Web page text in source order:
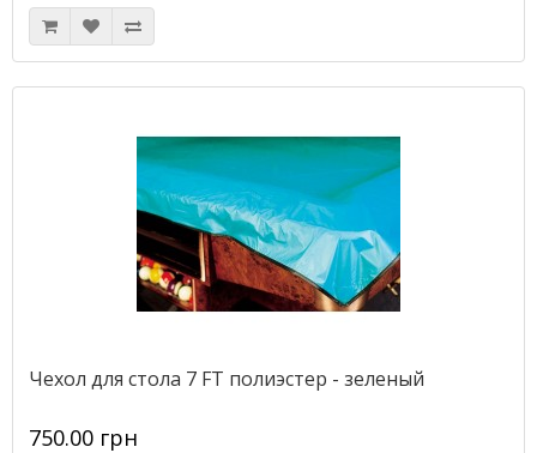
Чехол для стола 7 FT полиэстер - зеленый
750.00 грн